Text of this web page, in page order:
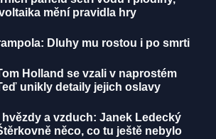
mění pravidla hry
Dluhy mu rostou i po smrti
Holland se vzali v naprostém
unikly detaily jejich oslavy
hvězdy a vzduch: Janek Ledecký
něco, co tu ještě nebylo